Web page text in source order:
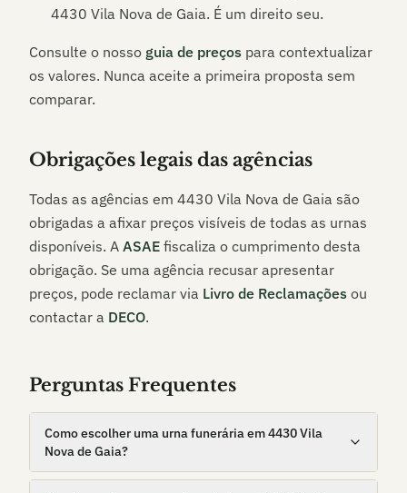
4430 Vila Nova de Gaia. É um direito seu.
Consulte o nosso guia de preços para contextualizar
os valores. Nunca aceite a primeira proposta sem
comparar.
Obrigações legais das agências
Todas as agências em 4430 Vila Nova de Gaia são
obrigadas a afixar preços visíveis de todas as urnas
disponíveis. A ASAE fiscaliza o cumprimento desta
obrigação. Se uma agência recusar apresentar
preços, pode reclamar via Livro de Reclamações ou
contactar a DECO.
Perguntas Frequentes
Como escolher uma urna funerária em 4430 Vila
Nova de Gaia?